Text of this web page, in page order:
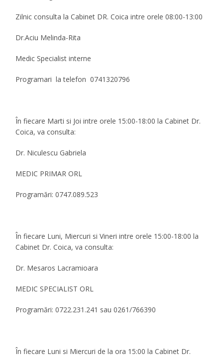
Zilnic consulta la Cabinet DR. Coica intre orele 08:00-13:00
Dr.Aciu Melinda-Rita
Medic Specialist interne
Programari la telefon 0741320796
În fiecare Marti si Joi intre orele 15:00-18:00 la Cabinet Dr.
Coica, va consulta:
Dr. Niculescu Gabriela
MEDIC PRIMAR ORL
Programări: 0747.089.523
În fiecare Luni, Miercuri si Vineri intre orele 15:00-18:00 la
Cabinet Dr. Coica, va consulta:
Dr. Mesaros Lacramioara
MEDIC SPECIALIST ORL
Programări: 0722.231.241 sau 0261/766390
În fiecare Luni si Miercuri de la ora 15:00 la Cabinet Dr.